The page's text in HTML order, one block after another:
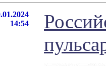
14:54